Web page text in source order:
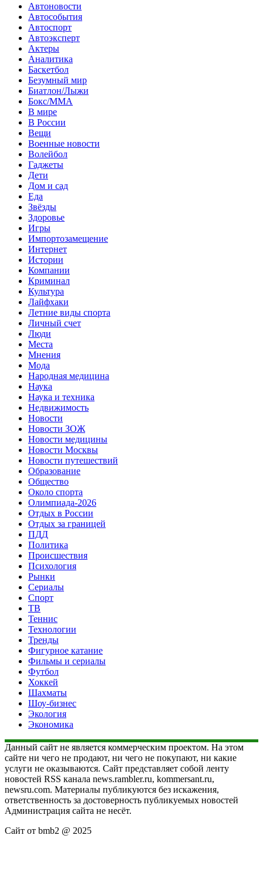
Автоновости
Автособытия
Автоспорт
Автоэксперт
Актеры
Аналитика
Баскетбол
Безумный мир
Биатлон/Лыжи
Бокс/MMA
В мире
В России
Вещи
Военные новости
Волейбол
Гаджеты
Дети
Дом и сад
Еда
Звёзды
Здоровье
Игры
Импортозамещение
Интернет
Истории
Компании
Криминал
Культура
Лайфхаки
Летние виды спорта
Личный счет
Люди
Места
Мнения
Мода
Народная медицина
Наука
Наука и техника
Недвижимость
Новости
Новости ЗОЖ
Новости медицины
Новости Москвы
Новости путешествий
Образование
Общество
Около спорта
Олимпиада-2026
Отдых в России
Отдых за границей
ПДД
Политика
Происшествия
Психология
Рынки
Сериалы
Спорт
ТВ
Теннис
Технологии
Тренды
Фигурное катание
Фильмы и сериалы
Футбол
Хоккей
Шахматы
Шоу-бизнес
Экология
Экономика
Данный сайт не является коммерческим проектом. На этом
сайте ни чего не продают, ни чего не покупают, ни какие
услуги не оказываются. Сайт представляет собой ленту
новостей RSS канала news.rambler.ru, kommersant.ru,
newsru.com. Материалы публикуются без искажения,
ответственность за достоверность публикуемых новостей
Администрация сайта не несёт.
Сайт от bmb2 @ 2025